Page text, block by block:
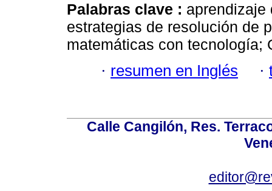
Palabras clave : aprendizaje
estrategias de resolución de
matemáticas con tecnología;
· resumen en Inglés ·
Calle Cangilón, Res.